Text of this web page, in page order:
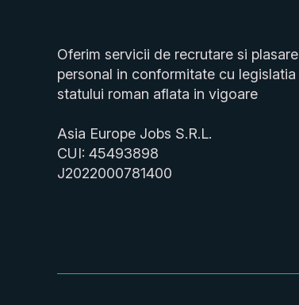
Oferim servicii de recrutare si plasare
personal in conformitate cu legislatia
statului roman aflata in vigoare
Asia Europe Jobs S.R.L.
CUI: 45493898
J2022000781400